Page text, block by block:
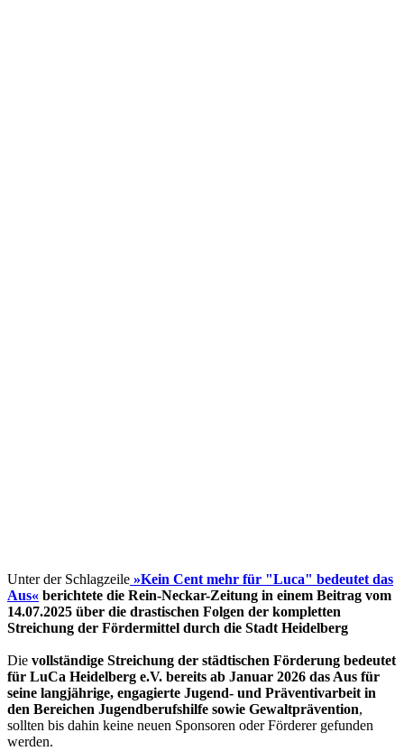
Unter der Schlagzeile »Kein Cent mehr für "Luca" bedeutet das
Aus« berichtete die Rein-Neckar-Zeitung in einem Beitrag vom
14.07.2025 über die drastischen Folgen der kompletten
Streichung der Fördermittel durch die Stadt Heidelberg
Die vollständige Streichung der städtischen Förderung bedeutet
für LuCa Heidelberg e.V. bereits ab Januar 2026 das Aus für
seine langjährige, engagierte Jugend- und Präventivarbeit in
den Bereichen Jugendberufshilfe sowie Gewaltprävention,
sollten bis dahin keine neuen Sponsoren oder Förderer gefunden
werden.